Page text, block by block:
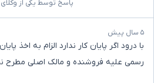
پاسخ توسط یکی از وکلای
۵ سال پیش
با درود اگر پایان کار ندارد الزام به اخذ
رسمی علیه فروشنده و مالک اصلی مطرح